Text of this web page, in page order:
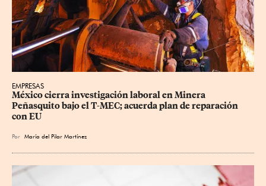
EMPRESAS
México cierra investigación laboral en Minera
Peñasquito bajo el T-MEC; acuerda plan de reparación
con EU
Por María del Pilar Martínez